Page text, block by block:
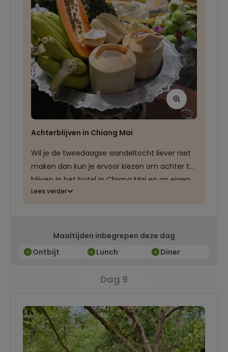
Achterblijven in Chiang Mai
Wil je de tweedaagse wandeltocht liever niet
maken dan kun je ervoor kiezen om achter te
blijven in het hotel in Chiang Mai en op eigen
gelegenheid je dagen in te vullen. Het ontbijt
Lees verder
Maaltijden inbegrepen deze dag
Ontbijt
Lunch Diner
Dag 9